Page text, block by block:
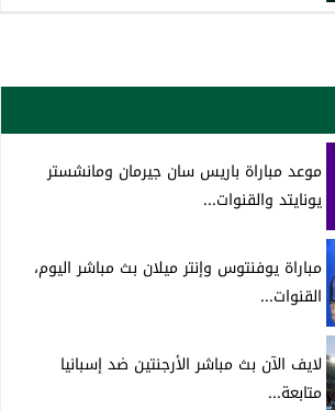
موعد مباراة باريس سان جيرمان ومانشستر
يونايتد والقنوات...
مباراة يوفنتوس وإنتر ميلان بث مباشر اليوم،
القنوات...
لايف الآن بث مباشر الأرجنتين ضد إسبانيا
متابعة...